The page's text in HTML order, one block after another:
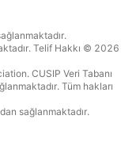
Telif Hakkı © 2026
CUSIP Veri Tabanı
Tüm hakları
sağlanmaktadır.